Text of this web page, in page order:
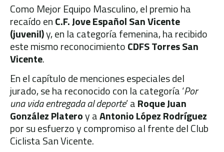
Como Mejor Equipo Masculino, el premio ha
recaído enC.F. Jove Español San Vicente
(juvenil)y, en la categoría femenina, ha recibido
este mismo reconocimientoCDFS Torres San
Vicente.
En el capítulo de menciones especiales del
jurado, se ha reconocido con la categoría ‘Por
una vida entregada al deporte’ aRoque Juan
González Plateroy aAntonio López Rodríguez
por su esfuerzo y compromiso al frente del Club
Ciclista San Vicente.